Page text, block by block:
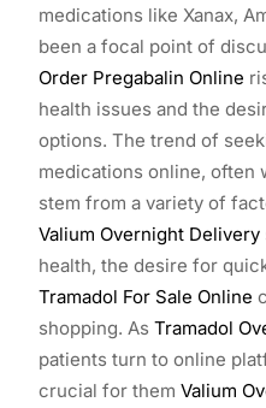
medications like Xanax,
been a focal point of
Order Pregabalin Online
health issues and the
options. The trend of
medications online, often
stem from a variety of
Valium Overnight Delivery
health, the desire for
Tramadol For Sale Online
shopping. As Tramadol
patients turn to online
crucial for them Valium